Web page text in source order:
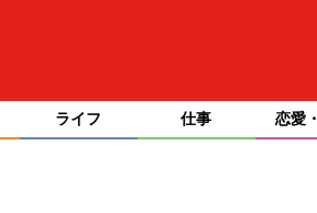
ライフ 仕事 恋愛